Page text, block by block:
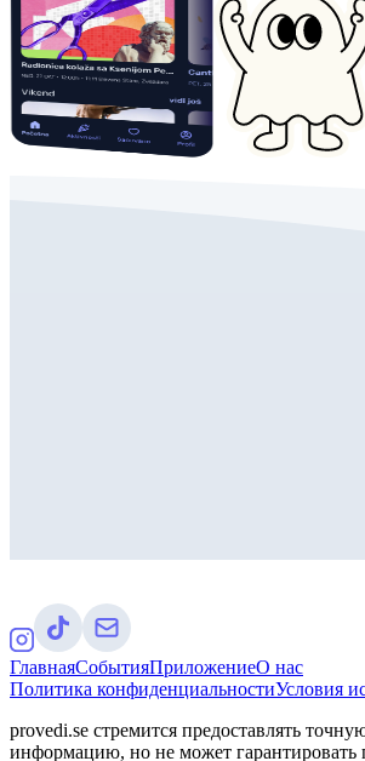
ГлавнаяСобытияПриложениеО нас
Политика конфиденциальностиУсловия
provedi.se стремится предоставлять
информацию, но не может гарантировать